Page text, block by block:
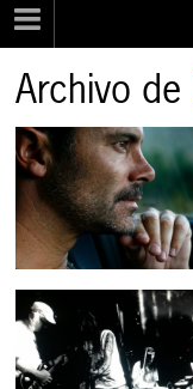
Archivo de